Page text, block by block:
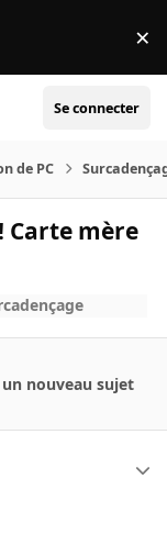
×
Se connecter
de PC
Carte mère
nouveau sujet